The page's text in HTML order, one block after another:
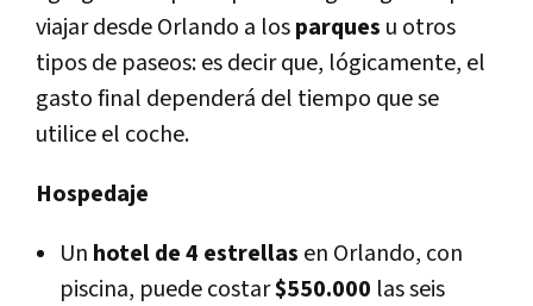
viajar desde Orlando a losparques u otros
tipos de paseos: es decir que, lógicamente, el
gasto final dependerá del tiempo que se
utilice el coche.
Hospedaje
Un hotel de 4 estrellas en Orlando, con
piscina, puede costar$550.000 las seis